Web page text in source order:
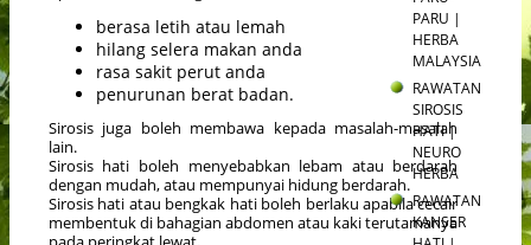
berasa letih atau lemah
hilang selera makan anda
rasa sakit perut anda
penurunan berat badan.
Sirosis juga boleh membawa kepada masalah-masalah
lain.
Sirosis hati boleh menyebabkan lebam atau berdarah
dengan mudah, atau mempunyai hidung berdarah.
Sirosis hati atau bengkak hati boleh berlaku apabila cecair
membentuk di bahagian abdomen atau kaki terutamanya
PARU |
HERBA
MALAYSIA
RAWATAN
SIROSIS
HATI |
NEURO
HERBA
RAWATAN
KANSER